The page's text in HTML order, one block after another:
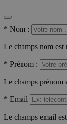
* Nom :
Le champs nom est
* Prénom :
Le champs prénom
* Email
Le champs email